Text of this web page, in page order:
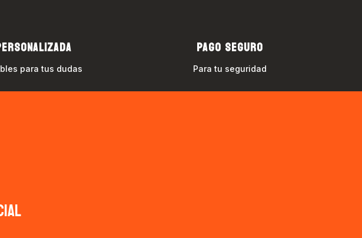
para tus dudas
PAGO SEGURO
Para tu seguridad